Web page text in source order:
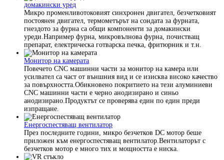
домакински уред
Микро променливотоковият синхронен двигател, безчетковият
постоянен двигател, термометърът на сондата за фурната,
гнездото за фурна са общи компоненти за домакински
уреди.Например фурна, микровълнова фурна, почистващ
препарат, електрическа готварска печка, фритюрник и т.н.
Монитор на камерата
Повечето CNC машинни части за монитор на камера или
усилвател са част от външния вид и се изисква високо качество
за повърхността.Обикновено покритието на тези алуминиеви
CNC машинни части е черно анодизирано и синьо
анодизирано.Продуктът се проверява един по един преди
изпращане.
Енергоспестяващ вентилатор
През последните години, микро безчетков DC мотор беше
приложен към енергоспестяващ вентилатор.Вентилаторът с
безчетков мотор е много тих и мощността е ниска.